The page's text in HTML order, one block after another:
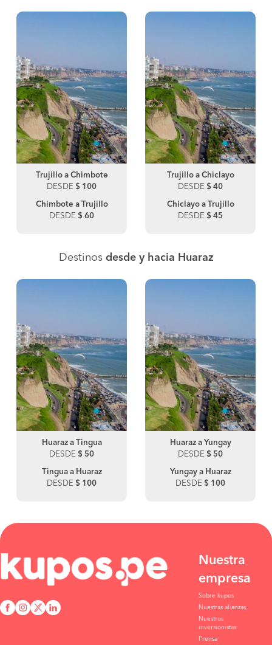
Trujillo a Chimbote
DESDE $ 100
Chimbote a Trujillo
DESDE $ 60
Trujillo a Chiclayo
DESDE $ 40
Chiclayo a Trujillo
DESDE $ 45
Destinos desde y hacia Huaraz
Huaraz a Tingua
DESDE $ 50
Tingua a Huaraz
DESDE $ 100
Huaraz a Yungay
DESDE $ 50
Yungay a Huaraz
DESDE $ 100
Nuestra
empresa
Sobre kupos
Nuestras alianzas
Nuestros
inversionistas
Prensa